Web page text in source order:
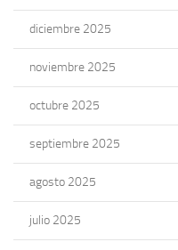
diciembre 2025
noviembre 2025
octubre 2025
septiembre 2025
agosto 2025
julio 2025